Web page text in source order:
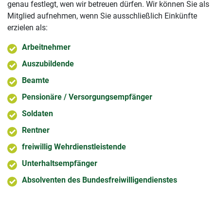
genau festlegt, wen wir betreuen dürfen. Wir können Sie als
Mitglied aufnehmen, wenn Sie ausschließlich Einkünfte
erzielen als:
Arbeitnehmer
Auszubildende
Beamte
Pensionäre / Versorgungsempfänger
Soldaten
Rentner
freiwillig Wehrdienstleistende
Unterhaltsempfänger
Absolventen des Bundesfreiwilligendienstes